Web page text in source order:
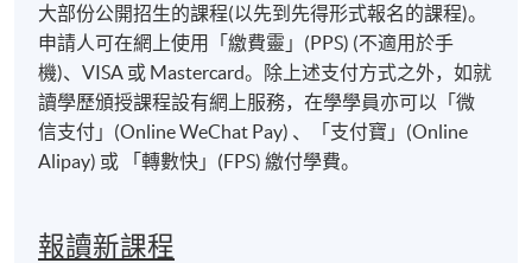
大部份公開招生的課程(以先到先得形式報名的課程)。
申請人可在網上使用「繳費靈」(PPS) (不適用於手
機)、VISA 或 Mastercard。除上述支付方式之外，如就
讀學歷頒授課程設有網上服務，在學學員亦可以「微
信支付」(Online WeChat Pay) 、「支付寶」(Online
Alipay) 或 「轉數快」(FPS) 繳付學費。
報讀新課程